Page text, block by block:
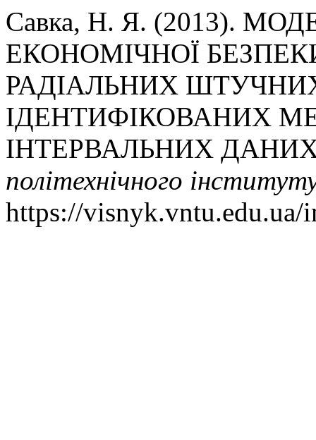
Савка, Н. Я. (2013).
ЕКОНОМІЧНОЇ
РАДІАЛЬНИХ
ІДЕНТИФІКОВАНИХ
ІНТЕРВАЛЬНИХ
політехнічного
https://